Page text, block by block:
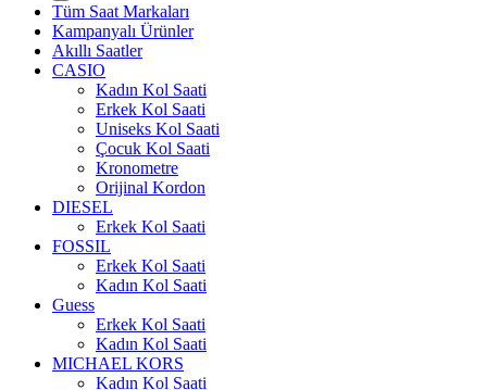
Tüm Saat Markaları
Kampanyalı Ürünler
Akıllı Saatler
CASIO
Kadın Kol Saati
Erkek Kol Saati
Uniseks Kol Saati
Çocuk Kol Saati
Kronometre
Orijinal Kordon
DIESEL
Erkek Kol Saati
FOSSIL
Erkek Kol Saati
Kadın Kol Saati
Guess
Erkek Kol Saati
Kadın Kol Saati
MICHAEL KORS
Kadın Kol Saati